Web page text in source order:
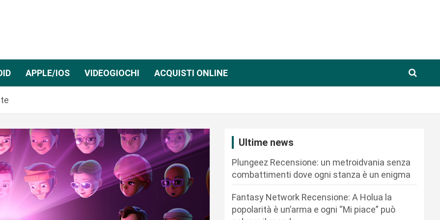
APPLE/IOS VIDEOGIOCHI ACQUISTI ONLINE
Ultime news
Plungeez Recensione: un metroidvania senza
combattimenti dove ogni stanza è un enigma
Fantasy Network Recensione: A Holua la
popolarità è un’arma e ogni “Mi piace” può